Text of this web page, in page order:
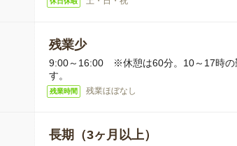
残業少
9:00～16:00 ※休憩は60分。10～17時の
す。
残業時間 残業ほぼなし
長期（3ヶ月以上）